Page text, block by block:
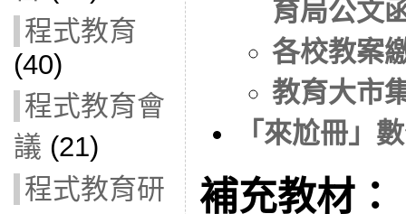
程式教育
(40)
程式教育會
議 (21)
程式教育研
育局公文
各校教案
教育大市
「來尬冊」
補充教材：